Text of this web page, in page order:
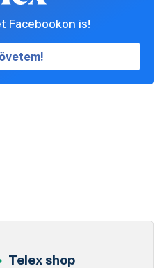
Facebookon is!
Telex shop